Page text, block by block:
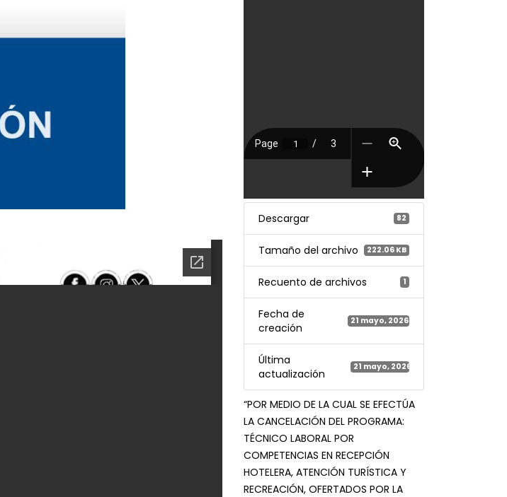
Descargar 82
Tamaño del archivo 222.06 KB
Recuento de archivos 1
Fecha de
creación
21 mayo, 2026
Última
actualización
21 mayo, 2026
“POR MEDIO DE LA CUAL SE EFECTÚA
LA CANCELACIÓN DEL PROGRAMA:
TÉCNICO LABORAL POR
COMPETENCIAS EN RECEPCIÓN
HOTELERA, ATENCIÓN TURÍSTICA Y
RECREACIÓN, OFERTADOS POR LA